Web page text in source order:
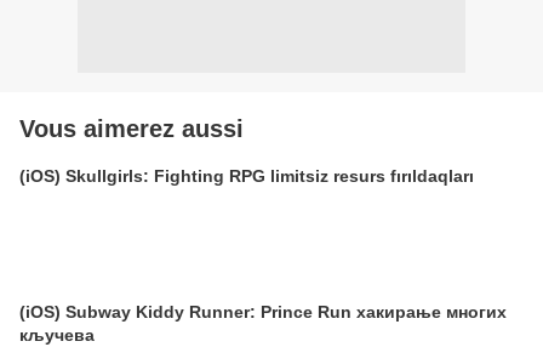
Vous aimerez aussi
(iOS) Skullgirls: Fighting RPG limitsiz resurs fırıldaqları
(iOS) Subway Kiddy Runner: Prince Run хакирање многих
кључева